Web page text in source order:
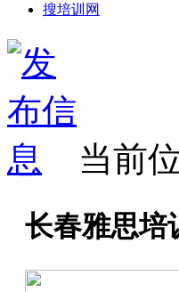
搜培训网
当前
长春雅思培